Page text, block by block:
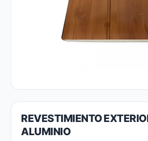
REVESTIMIENTO
ALUMINIO